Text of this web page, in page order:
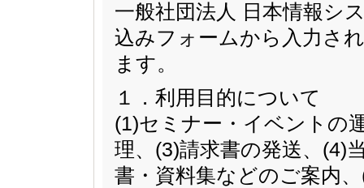
一般社団法人 日本情報シ
込みフォームから入力さ
ます。
１．利用目的について
(1)セミナー・イベントの
理、(3)請求書の発送、(4)
書・資料集などのご案内